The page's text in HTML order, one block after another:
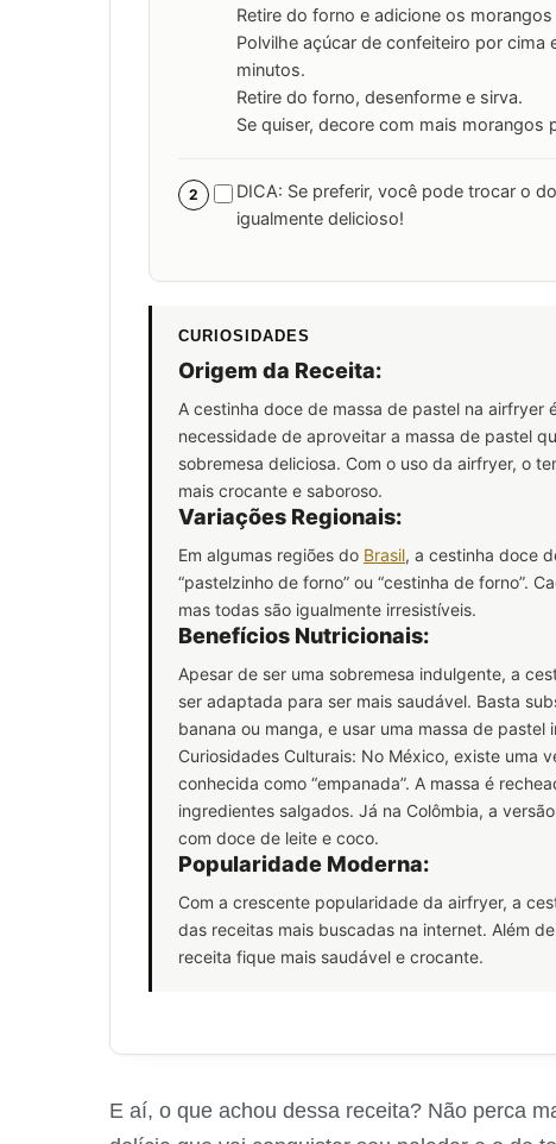
Retire do forno e adicione os
Polvilhe açúcar de confeiteiro por cima
minutos.
Retire do forno, desenforme e sirva.
Se quiser, decore com mais morangos
2
DICA: Se preferir, você pode trocar o
igualmente delicioso!
CURIOSIDADES
Origem da Receita:
A cestinha doce de massa de pastel na airfryer
necessidade de aproveitar a massa de pastel
sobremesa deliciosa. Com o uso da airfryer, o
mais crocante e saboroso.
Variações Regionais:
Em algumas regiões do Brasil, a cestinha doce
“pastelzinho de forno” ou “cestinha de forno”.
mas todas são igualmente irresistíveis.
Benefícios Nutricionais:
Apesar de ser uma sobremesa indulgente, a
ser adaptada para ser mais saudável. Basta
banana ou manga, e usar uma massa de
Curiosidades Culturais: No México, existe uma
conhecida como “empanada”. A massa é
ingredientes salgados. Já na Colômbia, a
com doce de leite e coco.
Popularidade Moderna:
Com a crescente popularidade da airfryer, a
das receitas mais buscadas na internet. Além
receita fique mais saudável e crocante.
E aí, o que achou dessa receita? Não perca